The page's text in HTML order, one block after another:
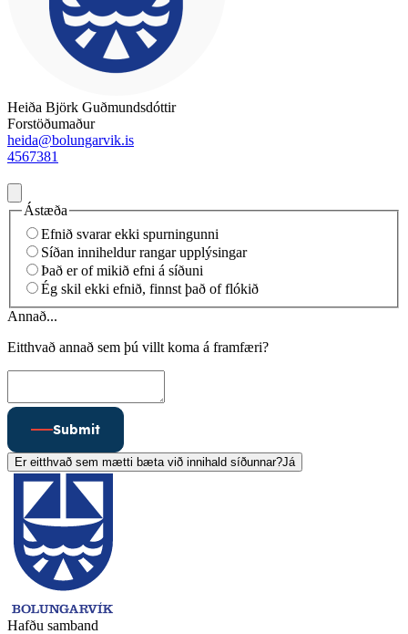
Heiða Björk Guðmundsdóttir
Forstöðumaður
heida@bolungarvik.is
4567381
Ástæða
Efnið svarar ekki spurningunni
Síðan inniheldur rangar upplýsingar
Það er of mikið efni á síðuni
Ég skil ekki efnið, finnst það of flókið
Annað...
Eitthvað annað sem þú villt koma á framfæri?
Submit
Er eitthvað sem mætti bæta við innihald síðunnar?Já
Hafðu samband